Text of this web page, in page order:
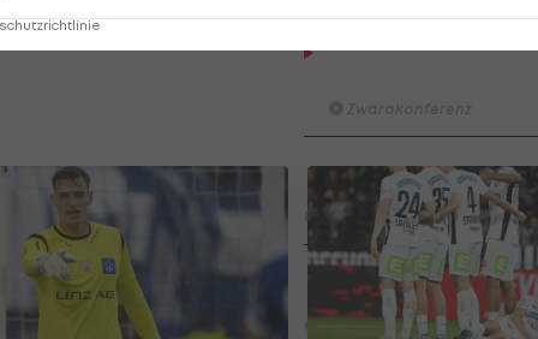
Der legendäre
Am Stammtisch bei Andy
Stammtisch
I schau a #LigaZWA - Die
Runde)
I schau a LigaZWA